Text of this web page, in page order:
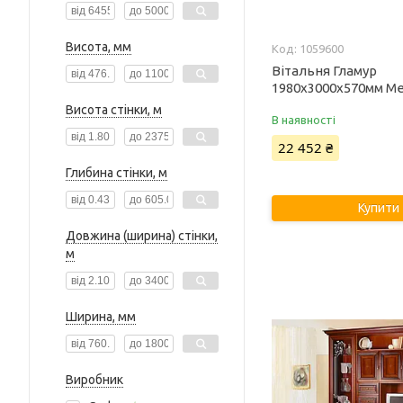
Висота, мм
Висота стінки, м
Глибина стінки, м
Довжина (ширина) стінки,
м
Ширина, мм
Виробник
1059600
Вітальня Гламур
1980х3000х570мм
В наявності
22 452 ₴
Купити